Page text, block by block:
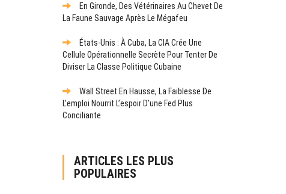
En Gironde, Des Vétérinaires Au Chevet De
La Faune Sauvage Après Le Mégafeu
États-Unis : À Cuba, La CIA Crée Une
Cellule Opérationnelle Secrète Pour Tenter De
Diviser La Classe Politique Cubaine
Wall Street En Hausse, La Faiblesse De
L’emploi Nourrit L’espoir D’une Fed Plus
Conciliante
ARTICLES LES PLUS
POPULAIRES